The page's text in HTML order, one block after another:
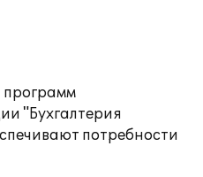
программ
"Бухгалтерия
потребности